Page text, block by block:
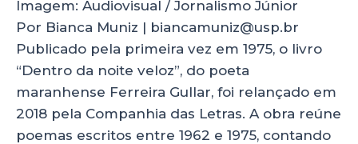
Imagem: Audiovisual / Jornalismo Júnior
Por Bianca Muniz | biancamuniz@usp.br
Publicado pela primeira vez em 1975, o livro
“Dentro da noite veloz”, do poeta
maranhense Ferreira Gullar, foi relançado em
2018 pela Companhia das Letras. A obra reúne
poemas escritos entre 1962 e 1975, contando